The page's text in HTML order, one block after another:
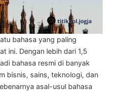
bahasa yang paling
ini. Dengan lebih dari 1,5
bahasa resmi di banyak
bisnis, sains, teknologi, dan
asal-usul bahasa